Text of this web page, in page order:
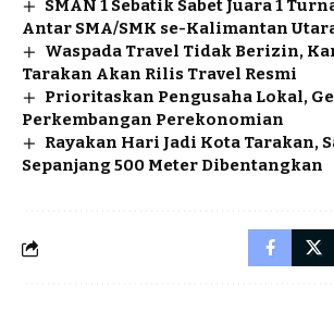
SMAN 1 Sebatik Sabet Juara 1
Antar SMA/SMK se-Kalimantan
Waspada Travel Tidak Berizin,
Tarakan Akan Rilis Travel Resmi
Prioritaskan Pengusaha Lokal,
Perkembangan Perekonomian
Rayakan Hari Jadi Kota Tarakan,
Sepanjang 500 Meter Dibentangkan